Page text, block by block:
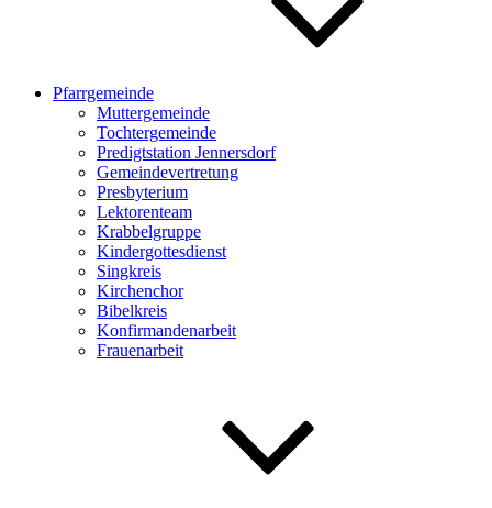
Pfarrgemeinde
Muttergemeinde
Tochtergemeinde
Predigtstation Jennersdorf
Gemeindevertretung
Presbyterium
Lektorenteam
Krabbelgruppe
Kindergottesdienst
Singkreis
Kirchenchor
Bibelkreis
Konfirmandenarbeit
Frauenarbeit